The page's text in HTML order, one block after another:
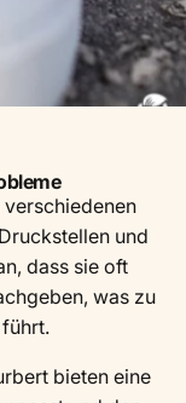
und
dass sie oft
was zu
bieten eine